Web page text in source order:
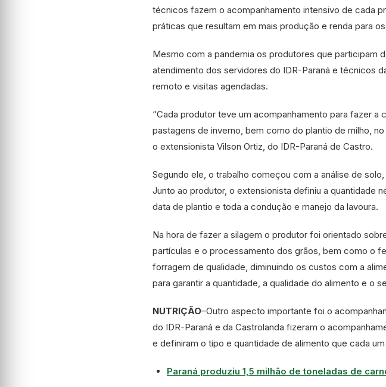
técnicos fazem o acompanhamento intensivo de cada
práticas que resultam em mais produção e renda para
Mesmo com a pandemia os produtores que participam
atendimento dos servidores do IDR-Paraná e técnicos
remoto e visitas agendadas.
“Cada produtor teve um acompanhamento para fazer a
pastagens de inverno, bem como do plantio de milho,
o extensionista Vilson Ortiz, do IDR-Paraná de Castro.
Segundo ele, o trabalho começou com a análise de
Junto ao produtor, o extensionista definiu a quantidade
data de plantio e toda a condução e manejo da lavoura.
Na hora de fazer a silagem o produtor foi orientado
partículas e o processamento dos grãos, bem como o
forragem de qualidade, diminuindo os custos com a
para garantir a quantidade, a qualidade do alimento e o
NUTRIÇÃO–Outro aspecto importante foi o
do IDR-Paraná e da Castrolanda fizeram o
e definiram o tipo e quantidade de alimento que cada
Paraná produziu 1,5 milhão de toneladas de